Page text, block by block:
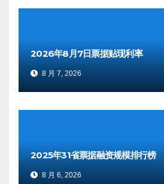
2026年8月7日票据贴现利率
8 月 7, 2026
2025年31省票据融资规模排行榜
8 月 6, 2026